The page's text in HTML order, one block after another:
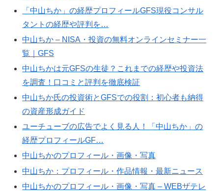
「中山ちか」の経歴プロフィールGFS現役コンサル
タントの経歴や評判を…
中山ちか – NISA・投資の無料オンラインセミナー一
覧｜GFS
中山ちかは元GFSの生徒？これまでの経歴や投資法
を調査！口コミと評判を徹底検証
中山ちか氏の投資術とGFSでの役割：初心者も納得
の資産形成ガイド
ユーチューブの広告でよく見る人！「中山ちか」の
経歴プロフィールGF…
中山ちかのプロフィール・画像・写真
中山ちか：プロフィール・作品情報・最新ニュース
中山ちかのプロフィール・画像・写真 – WEBザテレ